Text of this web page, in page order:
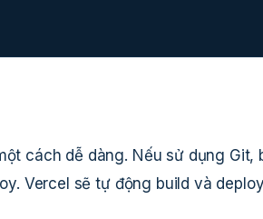
cách dễ dàng. Nếu sử dụng Git,
Vercel sẽ tự động build và